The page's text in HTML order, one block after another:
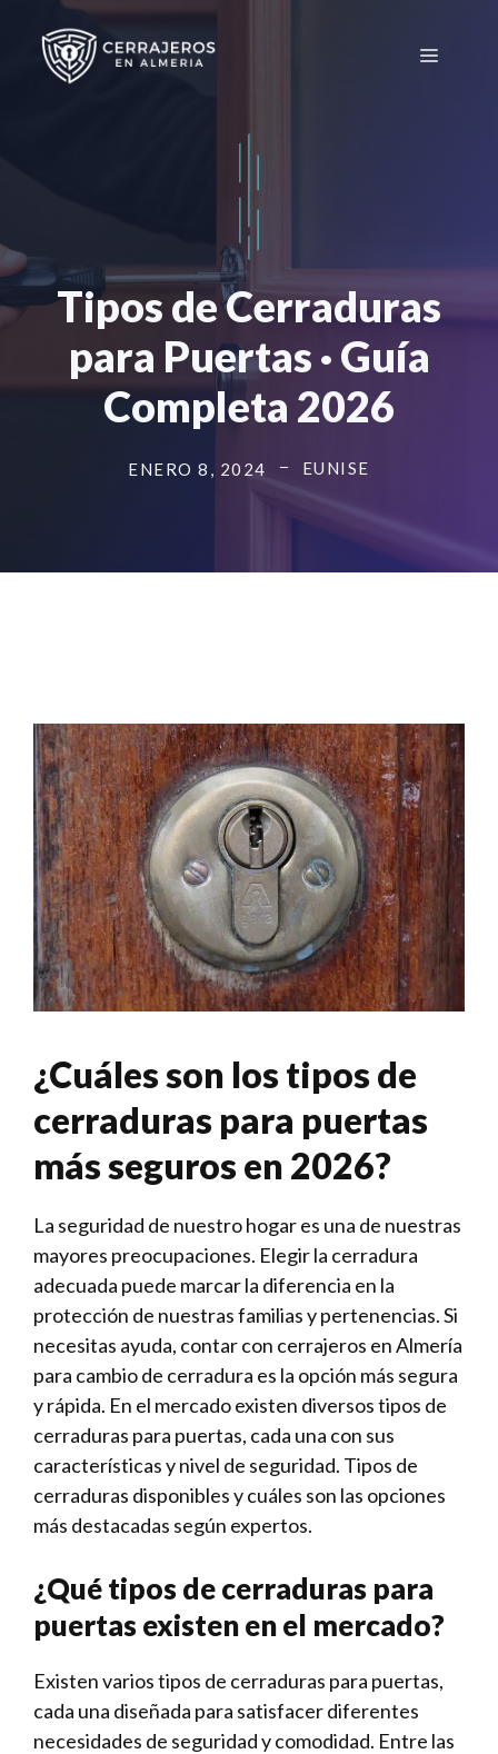
contenido
Menú
Tipos de Cerraduras
para Puertas · Guía
Completa 2026
ENERO 8, 2024 EUNISE
¿Cuáles son los tipos de
cerraduras para puertas
más seguros en 2026?
La seguridad de nuestro hogar es una de nuestras
mayores preocupaciones. Elegir la cerradura
adecuada puede marcar la diferencia en la
protección de nuestras familias y pertenencias. Si
necesitas ayuda, contar con cerrajeros en Almería
para cambio de cerradura es la opción más segura
y rápida. En el mercado existen diversos tipos de
cerraduras para puertas, cada una con sus
características y nivel de seguridad. Tipos de
cerraduras disponibles y cuáles son las opciones
más destacadas según expertos.
¿Qué tipos de cerraduras para
puertas existen en el mercado?
Existen varios tipos de cerraduras para puertas,
cada una diseñada para satisfacer diferentes
necesidades de seguridad y comodidad. Entre las